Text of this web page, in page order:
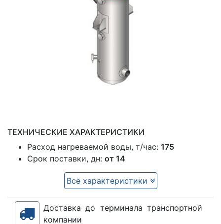
ТЕХНИЧЕСКИЕ ХАРАКТЕРИСТИКИ
Расход нагреваемой воды, т/час: 175
Срок поставки, дн: от 14
Все характеристики
Доставка до терминала транспортной
компании